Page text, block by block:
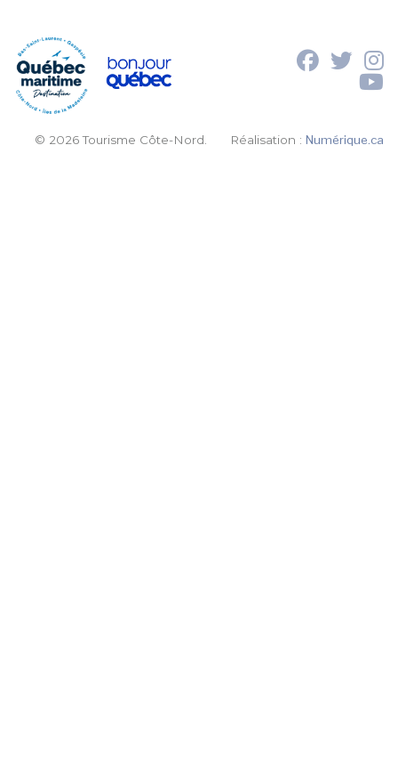
© 2026 Tourisme Côte-Nord. Réalisation :Numérique.ca